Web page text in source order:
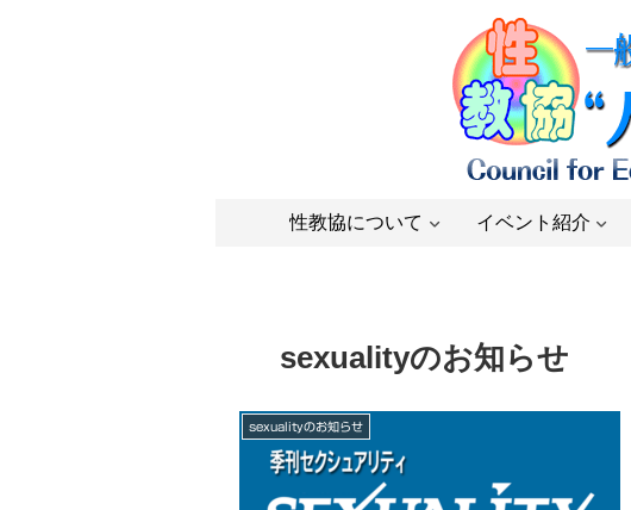
性教協について イベント紹介
sexualityのお知らせ
sexualityのお知らせ